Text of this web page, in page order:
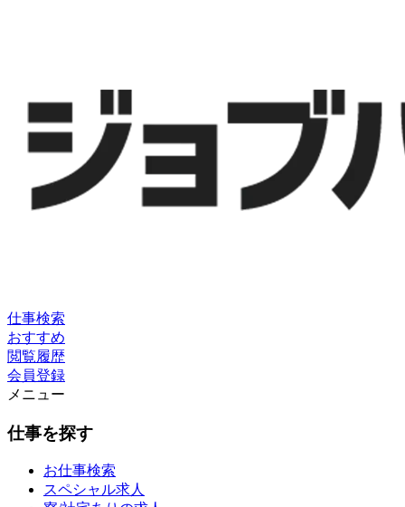
仕事検索
おすすめ
閲覧履歴
会員登録
メニュー
仕事を探す
お仕事検索
スペシャル求人